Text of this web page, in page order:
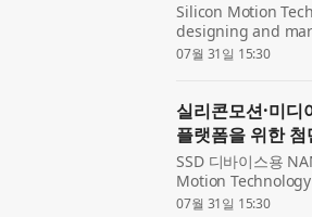
Silicon Motion
designing and
devices, today
07월 31일 15:30
실리콘모션·미
플랫폼을 위한
SSD 디바이스용
Motion
리콘모션과 미디어
07월 31일 15:30